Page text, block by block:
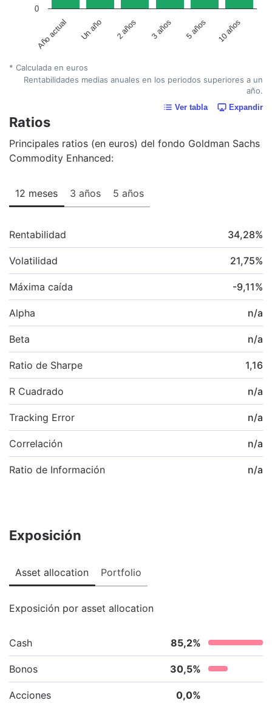
Año actual Un año 2 años 3 años 5 años 10 años
0
* Calculada en euros
Rentabilidades medias anuales en los periodos superiores a un
año.
Ver tabla Expandir
Ratios
Principales ratios (en euros) del fondo Goldman Sachs
Commodity Enhanced:
12 meses 3 años 5 años
Rentabilidad 34,28%
Volatilidad 21,75%
Máxima caída -9,11%
Alpha n/a
Beta n/a
Ratio de Sharpe 1,16
R Cuadrado n/a
Tracking Error n/a
Correlación n/a
Ratio de Información n/a
Exposición
Asset allocation Portfolio
Exposición por asset allocation
Cash 85,2%
Bonos 30,5%
Acciones 0,0%